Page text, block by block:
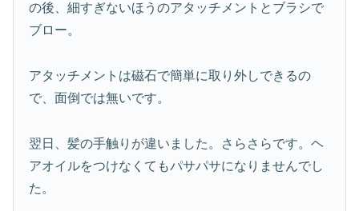
の後、細すぎないほうのアタッチメントとブラシで
ブロー。
アタッチメントは磁石で簡単に取り外しできるの
で、面倒では無いです。
翌日、髪の手触りが違いました。さらさらです。ヘ
アオイルをつけなくてもパサパサになりませんでし
た。